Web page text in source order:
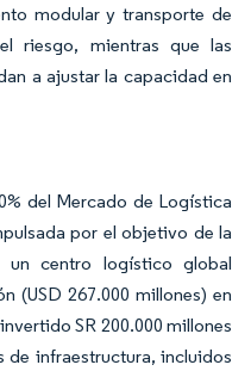
modular y transporte de
riesgo, mientras que las
a ajustar la capacidad en
del Mercado de Logística
por el objetivo de la
centro logístico global
(USD 267.000 millones) en
SR 200.000 millones
de infraestructura, incluidos